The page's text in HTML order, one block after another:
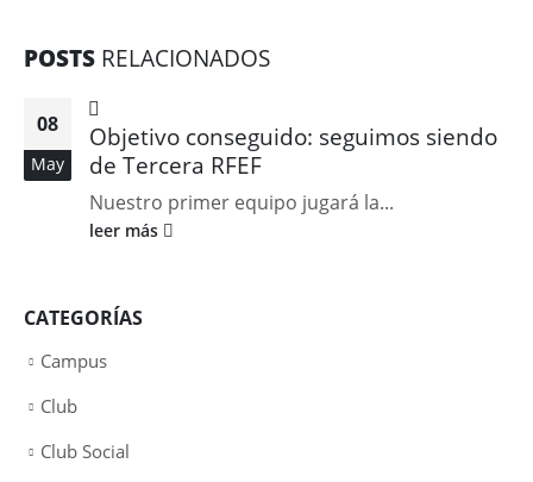
POSTS RELACIONADOS
08
May
Objetivo conseguido: seguimos siendo
de Tercera RFEF
Nuestro primer equipo jugará la...
leer más
CATEGORÍAS
Campus
Club
Club Social